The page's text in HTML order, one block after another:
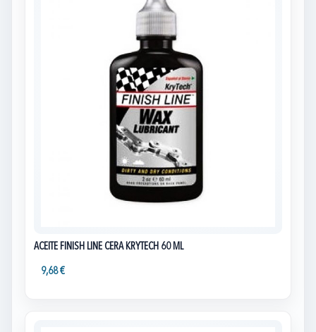
ACEITE FINISH LINE CERA KRYTECH 60 ML
9,68 €